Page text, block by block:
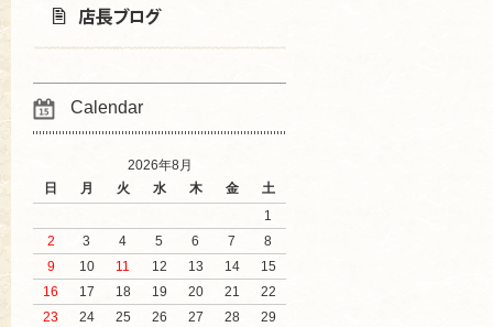
Calendar
2026年8月
日
月 火 水 木 金
土
1
2
3 4 5 6 7
8
9
10 11 12 13 14
15
16
17 18 19 20 21
22
23
24 25 26 27 28
29